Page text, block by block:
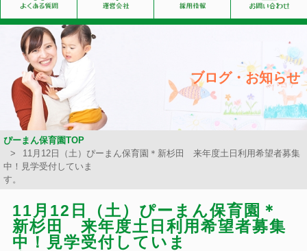
ブログ・お知らせ
ぴーまん保育園TOP
11月12日（土）ぴーまん保育園＊新杉田 来年度土日利用希望者募集
中！見学受付していま
す
11月12日（土）ぴーまん保育園＊
新杉田 来年度土日利用希望者募集
中！見学受付していま